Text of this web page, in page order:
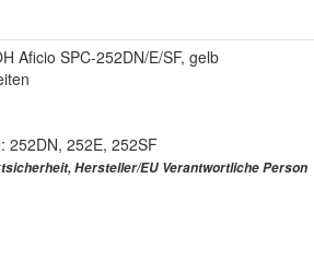
Aficio SPC-252DN/E/SF, gelb
252DN, 252E, 252SF
Hersteller/EU Verantwortliche Person